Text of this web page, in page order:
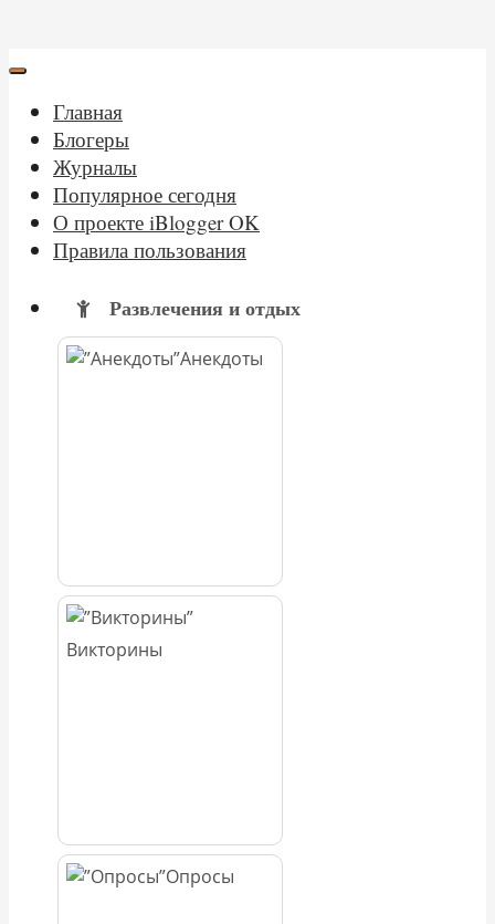
Главная
Блогеры
Журналы
Популярное сегодня
О проекте iBlogger OK
Правила пользования
Развлечения и отдых
Анекдоты
Викторины
Опросы